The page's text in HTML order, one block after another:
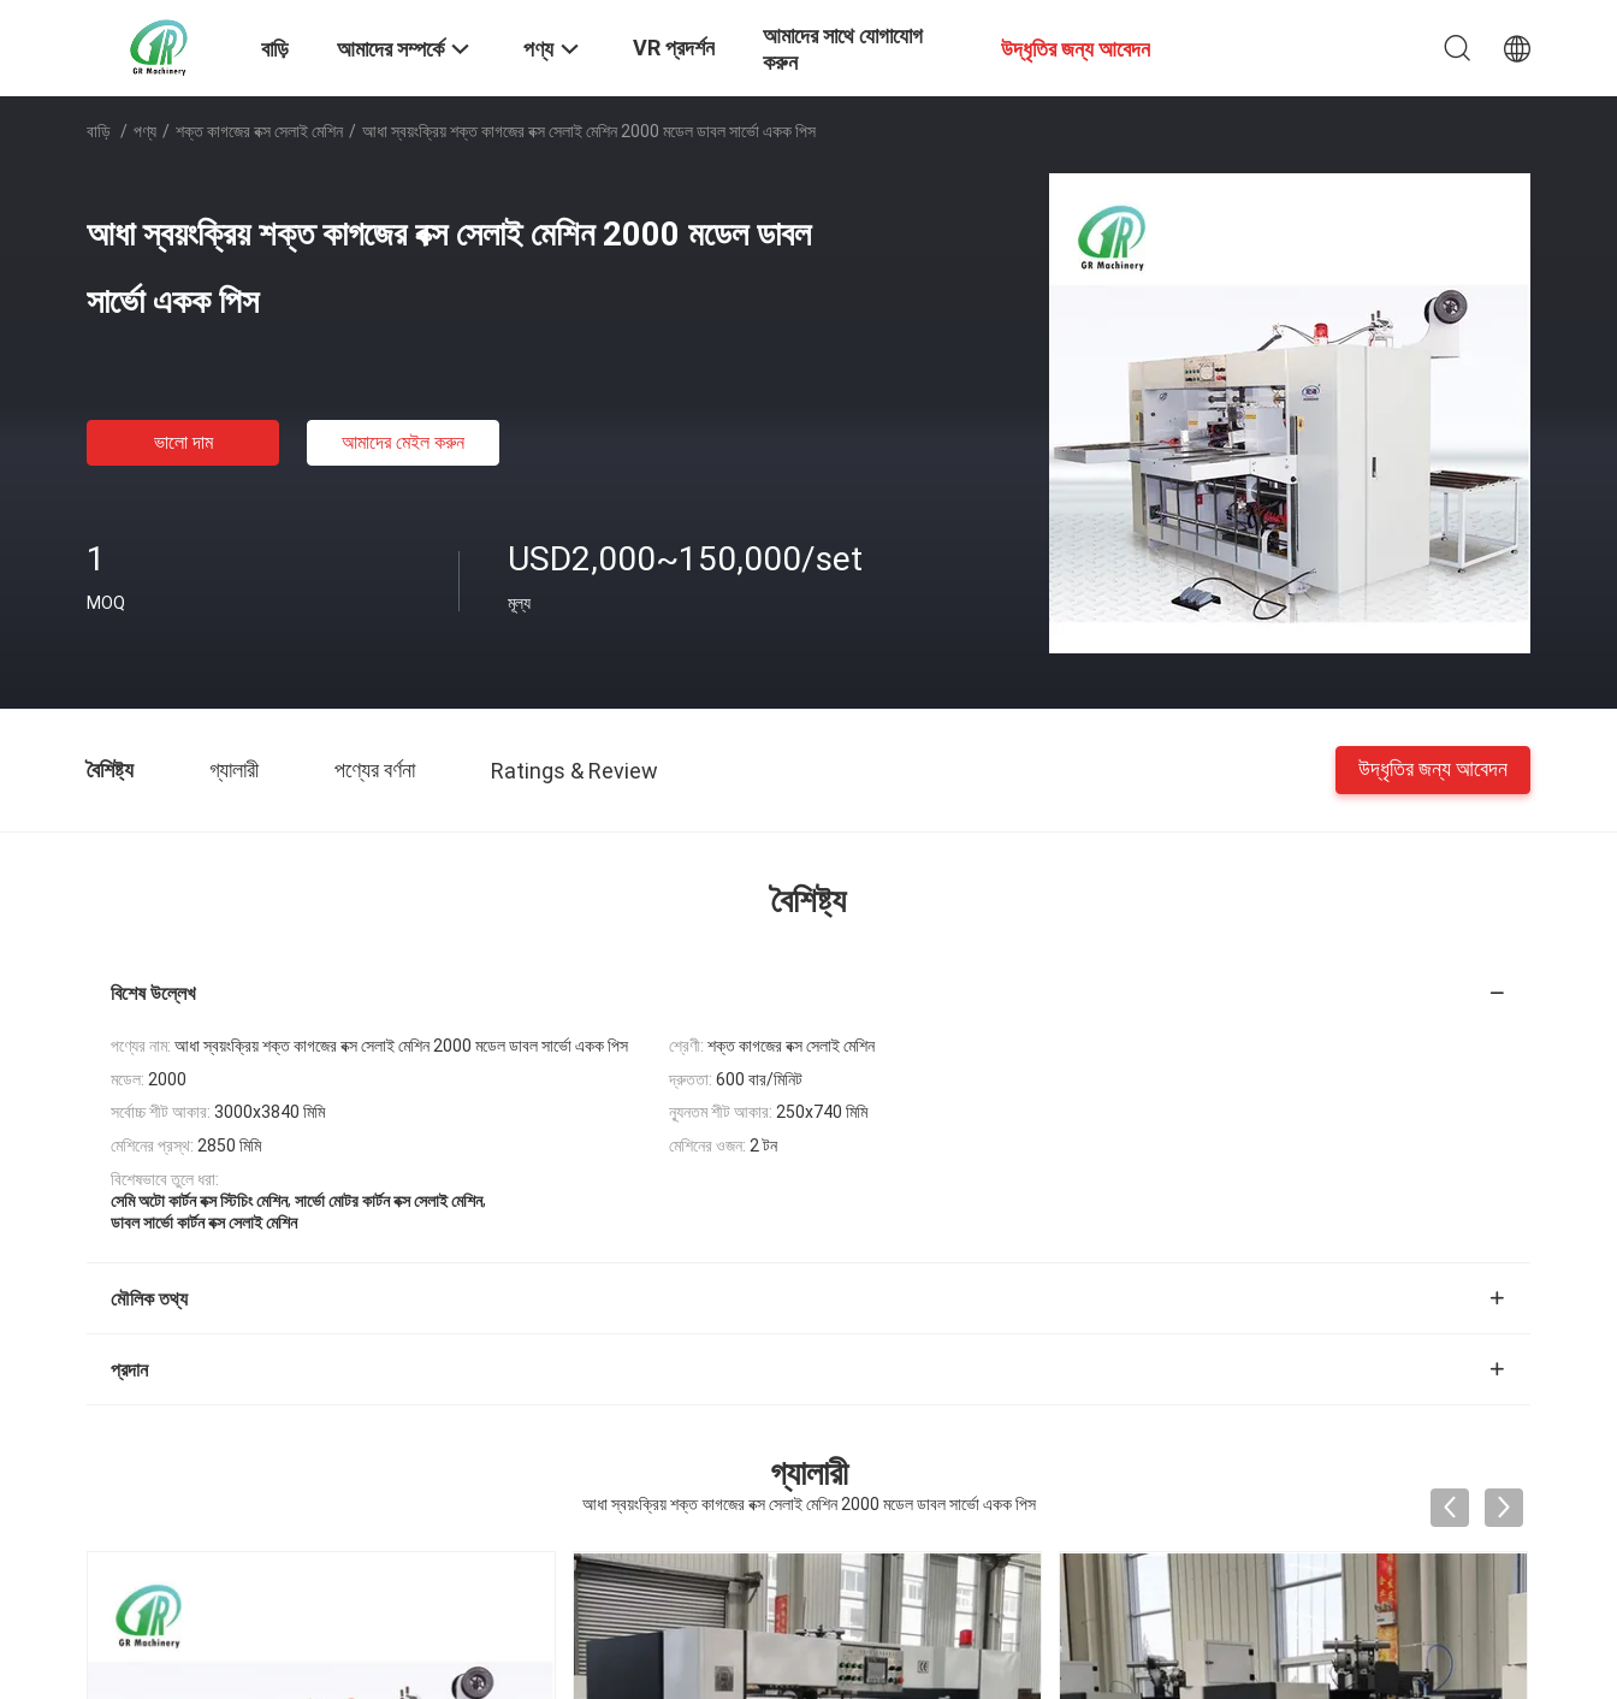
বাড়ি আমাদের সম্পর্কে পণ্য VR প্রদর্শন
আমাদের সাথে যোগাযোগ
করুন
উদ্ধৃতির জন্য আবেদন
বাড়ি / পণ্য / শক্ত কাগজের বক্স সেলাই মেশিন / আধা স্বয়ংক্রিয় শক্ত কাগজের বক্স সেলাই মেশিন 2000 মডেল ডাবল সার্ভো একক পিস
আধা স্বয়ংক্রিয় শক্ত কাগজের বক্স সেলাই মেশিন 2000 মডেল ডাবল
সার্ভো একক পিস
ভালো দাম আমাদের মেইল ​​করুন
1
MOQ
USD2,000~150,000/set
মূল্য
বৈশিষ্ট্য গ্যালারী পণ্যের বর্ণনা Ratings & Review উদ্ধৃতির জন্য আবেদন
বৈশিষ্ট্য
বিশেষ উল্লেখ
পণ্যের নাম: আধা স্বয়ংক্রিয় শক্ত কাগজের বক্স সেলাই মেশিন 2000 মডেল ডাবল সার্ভো একক পিস শ্রেণী: শক্ত কাগজের বক্স সেলাই মেশিন
মডেল: 2000 দ্রুততা: 600 বার/মিনিট
সর্বোচ্চ শীট আকার: 3000x3840 মিমি ন্যূনতম শীট আকার: 250x740 মিমি
মেশিনের প্রস্থ: 2850 মিমি মেশিনের ওজন: 2 টন
বিশেষভাবে তুলে ধরা:
সেমি অটো কার্টন বক্স স্টিচিং মেশিন, সার্ভো মোটর কার্টন বক্স সেলাই মেশিন,
ডাবল সার্ভো কার্টন বক্স সেলাই মেশিন
মৌলিক তথ্য
প্রদান
গ্যালারী
আধা স্বয়ংক্রিয় শক্ত কাগজের বক্স সেলাই মেশিন 2000 মডেল ডাবল সার্ভো একক পিস